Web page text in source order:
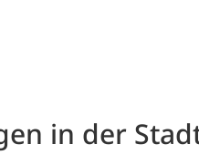
in der